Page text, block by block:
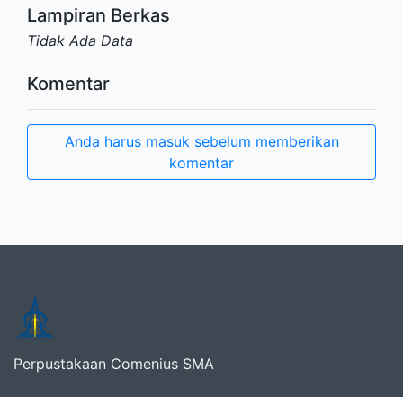
Lampiran Berkas
Tidak Ada Data
Komentar
Anda harus masuk sebelum memberikan
komentar
Perpustakaan Comenius SMA